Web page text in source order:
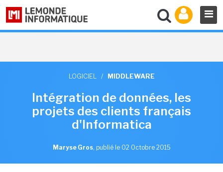
LOGICIEL / MIDDLEWARE
Intégration de données, les
projets des clients français
d'Informatica
Maryse Gros, publié le 02 Octobre 2015